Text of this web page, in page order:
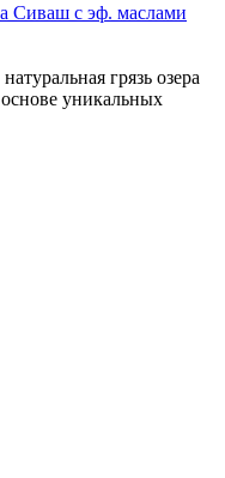
Сиваш с эф. маслами
грязь озера
уникальных